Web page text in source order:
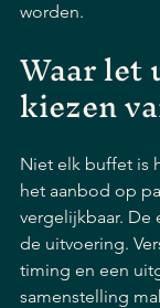
worden.
Waar let
kiezen
Niet elk buffet is
het aanbod op
vergelijkbaar. De
de uitvoering.
timing en een
samenstelling